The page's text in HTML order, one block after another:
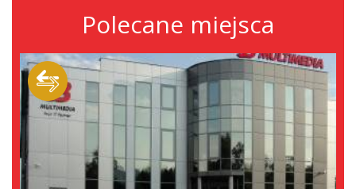
Polecane miejsca